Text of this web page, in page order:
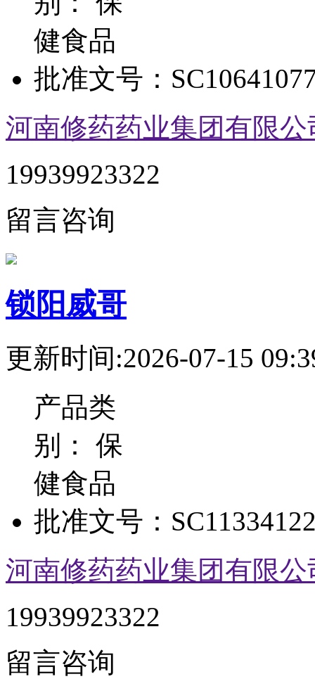
健食品
批准文号：
河南修药药业集团有限公
19939923322
留言咨询
锁阳威哥
更新时间:2026-07-15
产品类
别： 保
健食品
批准文号：
河南修药药业集团有限公
19939923322
留言咨询